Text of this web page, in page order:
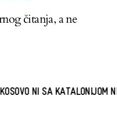
čitanja, a ne
KATALONIJOM NI SA